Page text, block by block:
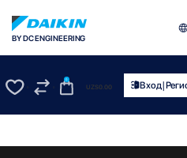
BY DC ENGINEERING
0
UZS0.00 Вход|